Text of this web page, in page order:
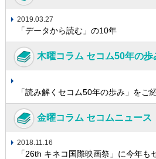
2019.03.27
「データから読む」の10年
木曜コラム セコム50年の歩
「読み解くセコム50年の歩み」をご
金曜コラム セコムニュース
2018.11.16
「26th キネコ国際映画祭」に今年も